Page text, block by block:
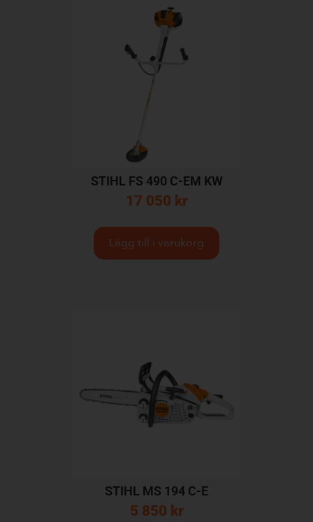
STIHL FS 490 C-EM KW
17 050 kr
Lägg till i varukorg
STIHL MS 194 C-E
5 850 kr